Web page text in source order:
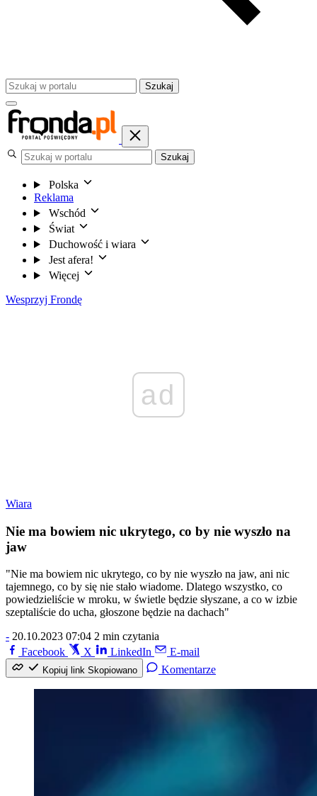
Szukaj
Szukaj
Polska
Reklama
Wschód
Świat
Duchowość i wiara
Jest afera!
Więcej
Wesprzyj Frondę
ad
Wiara
Nie ma bowiem nic ukrytego, co by nie wyszło na
jaw
"Nie ma bowiem nic ukrytego, co by nie wyszło na jaw, ani nic
tajemnego, co by się nie stało wiadome. Dlatego wszystko, co
powiedzieliście w mroku, w świetle będzie słyszane, a co w izbie
szeptaliście do ucha, głoszone będzie na dachach"
- 20.10.2023 07:04 2 min czytania
Facebook
X LinkedIn E-mail
Kopiuj link Skopiowano Komentarze